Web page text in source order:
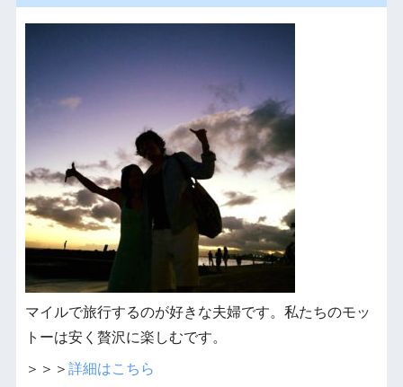
マイルで旅行するのが好きな夫婦です。私たちのモッ
トーは安く贅沢に楽しむです。
＞＞＞ 詳細はこちら